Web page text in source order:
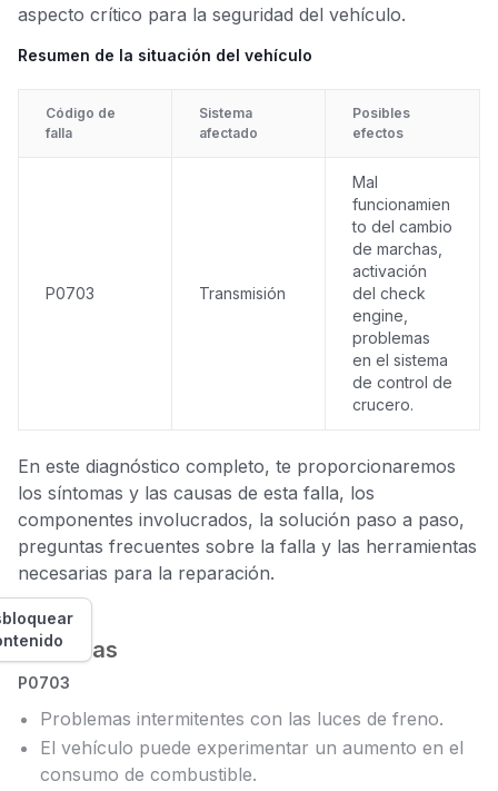
aspecto crítico para la seguridad del vehículo.
Resumen de la situación del vehículo
Código de
falla
Sistema
afectado
Posibles
efectos
P0703 Transmisión
Mal
funcionamien
to del cambio
de marchas,
activación
del check
engine,
problemas
en el sistema
de control de
crucero.
En este diagnóstico completo, te proporcionaremos
los síntomas y las causas de esta falla, los
componentes involucrados, la solución paso a paso,
preguntas frecuentes sobre la falla y las herramientas
necesarias para la reparación.
Síntomas
P0703
Problemas intermitentes con las luces de freno.
El vehículo puede experimentar un aumento en el
consumo de combustible.